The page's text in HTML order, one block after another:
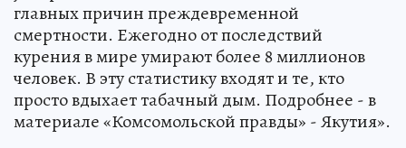
главных причин преждевременной
смертности. Ежегодно от последствий
курения в мире умирают более 8 миллионов
человек. В эту статистику входят и те, кто
просто вдыхает табачный дым. Подробнее - в
материале «Комсомольской правды» - Якутия».